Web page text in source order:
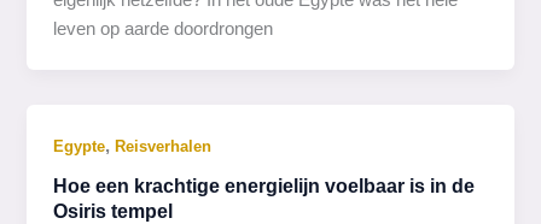
leven op aarde doordrongen
Egypte,Reisverhalen
Hoe een krachtige energielijn voelbaar is in de
Osiris tempel